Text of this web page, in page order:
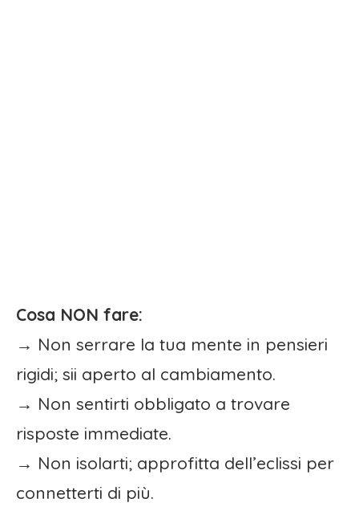
Cosa NON fare:
→ Non serrare la tua mente in pensieri
rigidi; sii aperto al cambiamento.
→ Non sentirti obbligato a trovare
risposte immediate.
→ Non isolarti; approfitta dell’eclissi per
connetterti di più.